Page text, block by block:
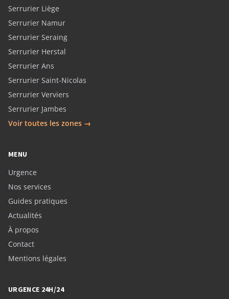
Serrurier Liège
Serrurier Namur
Serrurier Seraing
Serrurier Herstal
Serrurier Ans
Serrurier Saint-Nicolas
Serrurier Verviers
Serrurier Jambes
Voir toutes les zones →
MENU
Urgence
Nos services
Guides pratiques
Actualités
À propos
Contact
Mentions légales
URGENCE 24H/24